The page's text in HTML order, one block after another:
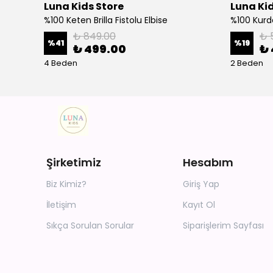
Luna Kids Store
%100 Keten Brilla Fistolu Elbise
%41 ₺ 849.00
₺ 499.00
4 Beden
Luna
%100
%19 ₺
₺
2 Beden
Şirketimiz
Biz Kimiz?
İletişim
Sıkça Sorulan Sorular
Hesabım
Giriş Yap
Kayıt Ol
Siparişlerim Sayfası